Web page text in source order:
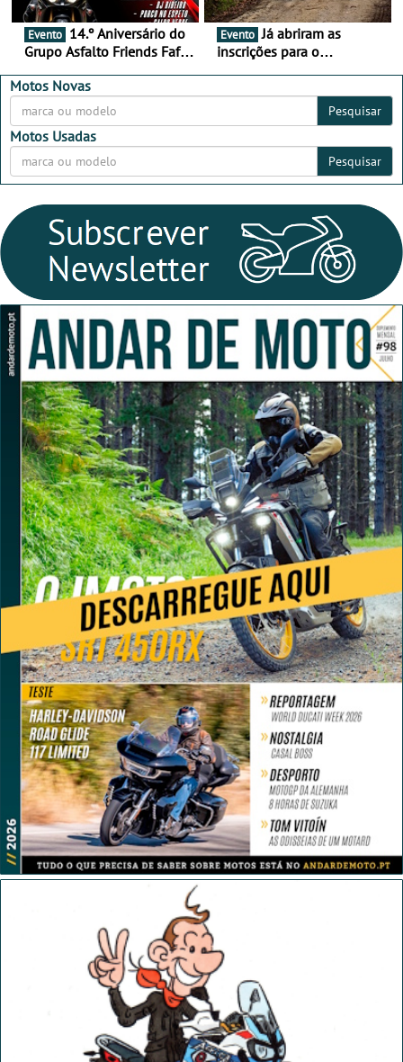
Evento
Grupo Asfalto Friends Fafe,
2026
Evento Já abriram as
inscrições para o
Motos Novas
Pesquisar
Motos Usadas
Pesquisar